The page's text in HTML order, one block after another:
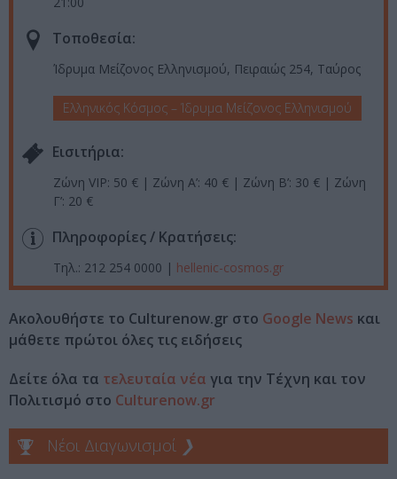
Τοποθεσία:
Ίδρυμα Μείζονος Ελληνισμού, Πειραιώς 254, Ταύρος
Ελληνικός Κόσμος – Ίδρυμα Μείζονος Ελληνισμού
Eισιτήρια:
Ζώνη VIP: 50 € | Ζώνη Α’: 40 € | Ζώνη Β’: 30 € | Ζώνη
Γ’: 20 €
Πληροφορίες / Κρατήσεις:
Τηλ.: 212 254 0000 | hellenic-cosmos.gr
Ακολουθήστε το Culturenow.gr στο Google News και
μάθετε πρώτοι όλες τις ειδήσεις
Δείτε όλα τα τελευταία νέα για την Τέχνη και τον
Πολιτισμό στο Culturenow.gr
Νέοι Διαγωνισμοί ❯